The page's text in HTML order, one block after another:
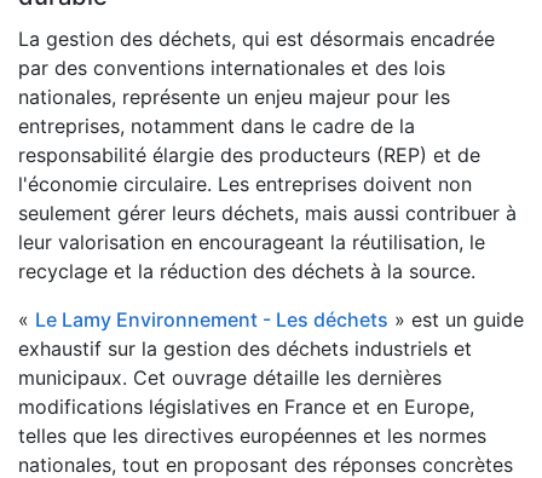
La gestion des déchets, qui est désormais encadrée
par des conventions internationales et des lois
nationales, représente un enjeu majeur pour les
entreprises, notamment dans le cadre de la
responsabilité élargie des producteurs (REP) et de
l'économie circulaire. Les entreprises doivent non
seulement gérer leurs déchets, mais aussi contribuer à
leur valorisation en encourageant la réutilisation, le
recyclage et la réduction des déchets à la source.
« Le Lamy Environnement - Les déchets » est un guide
exhaustif sur la gestion des déchets industriels et
municipaux. Cet ouvrage détaille les dernières
modifications législatives en France et en Europe,
telles que les directives européennes et les normes
nationales, tout en proposant des réponses concrètes